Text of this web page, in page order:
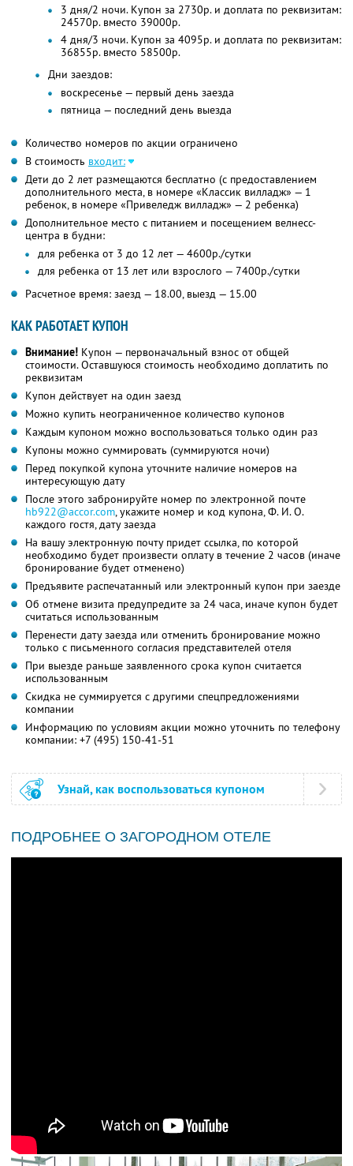
3 дня/2 ночи. Купон за 2730р. и доплата по реквизитам:
24570р. вместо 39000р.
4 дня/3 ночи. Купон за 4095р. и доплата по реквизитам:
36855р. вместо 58500р.
Дни заездов:
воскресенье — первый день заезда
пятница — последний день выезда
Количество номеров по акции ограничено
В стоимость входит:
Дети до 2 лет размещаются бесплатно (с предоставлением
дополнительного места, в номере «Классик вилладж» — 1
ребенок, в номере «Привеледж вилладж» — 2 ребенка)
Дополнительное место с питанием и посещением велнесс-
центра в будни:
для ребенка от 3 до 12 лет — 4600р./сутки
для ребенка от 13 лет или взрослого — 7400р./сутки
Расчетное время: заезд — 18.00, выезд — 15.00
КАК РАБОТАЕТ КУПОН
Внимание! Купон — первоначальный взнос от общей
стоимости. Оставшуюся стоимость необходимо доплатить по
реквизитам
Купон действует на один заезд
Можно купить неограниченное количество купонов
Каждым купоном можно воспользоваться только один раз
Купоны можно суммировать (суммируются ночи)
Перед покупкой купона уточните наличие номеров на
интересующую дату
После этого забронируйте номер по электронной почте
hb922@accor.com,укажите номер и код купона,Ф. И. О.
каждого гостя, дату заезда
На вашу электронную почту придет ссылка, по которой
необходимо будет произвести оплату в течение 2 часов (иначе
бронирование будет отменено)
Предъявите распечатанный или электронный купон при заезде
Об отмене визита предупредите за 24 часа, иначе купон будет
считаться использованным
Перенести дату заезда или отменить бронирование можно
только с письменного согласия представителей отеля
При выезде раньше заявленного срока купон считается
использованным
Скидка не суммируется с другими спецпредложениями
компании
Информацию по условиям акции можно уточнить по телефону
компании: +7 (495) 150-41-51
Узнай, как воспользоваться купоном
ПОДРОБНЕЕ О ЗАГОРОДНОМ ОТЕЛЕ